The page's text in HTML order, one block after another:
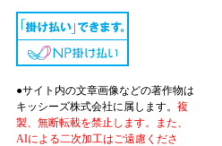
●サイト内の文章画像などの著作物は
キッシーズ株式会社に属します。 複
製、無断転載を禁止します。また、
AIによる二次加工はご遠慮くださ